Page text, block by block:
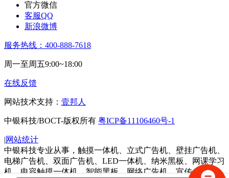
官方微信
客服QQ
新浪微博
服务热线：400-888-7618
周一至周五9:00~18:00
在线反馈
网站技术支持： 壹邦人
中银科技/BOCT-版权所有 粤ICP备11106460号-1
|网站统计
中银科技专业从事，触摸一体机、立式广告机、壁挂广告机、
电梯广告机、双面广告机、LED一体机、纳米黑板、网课学习
机、电容触摸一体机、智能黑板、网络广告机、宣传一体机、